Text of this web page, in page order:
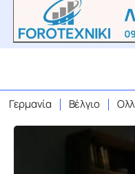
Γερμανία Βέλγιο